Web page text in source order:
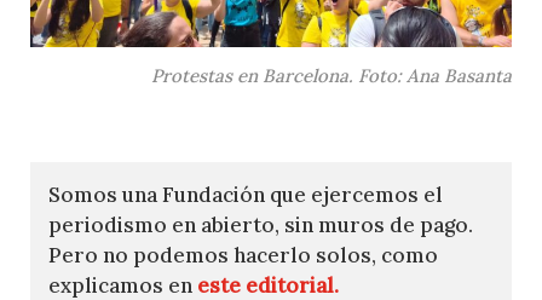
Protestas en Barcelona. Foto: Ana Basanta
Somos una Fundación que ejercemos el
periodismo en abierto, sin muros de pago.
Pero no podemos hacerlo solos, como
explicamos en este editorial.